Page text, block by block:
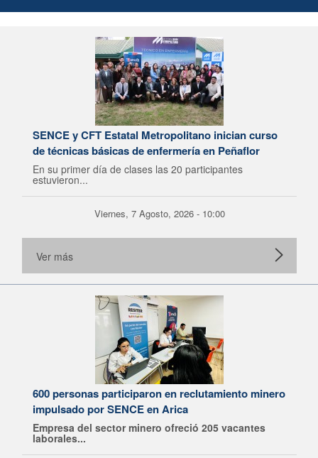
SENCE y CFT Estatal Metropolitano inician curso
de técnicas básicas de enfermería en Peñaflor
En su primer día de clases las 20 participantes
estuvieron...
Viernes, 7 Agosto, 2026 - 10:00
Ver más
600 personas participaron en reclutamiento minero
impulsado por SENCE en Arica
Empresa del sector minero ofreció 205 vacantes
laborales...